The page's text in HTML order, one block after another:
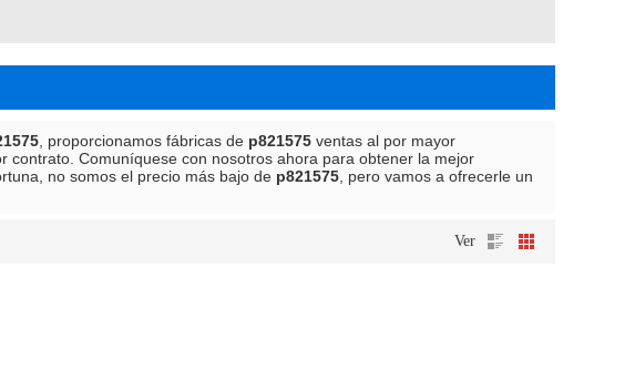
, proporcionamos fábricas de p821575 ventas al por mayor
contrato. Comuníquese con nosotros ahora para obtener la mejor
no somos el precio más bajo de p821575 , pero vamos a ofrecerle un
Ver